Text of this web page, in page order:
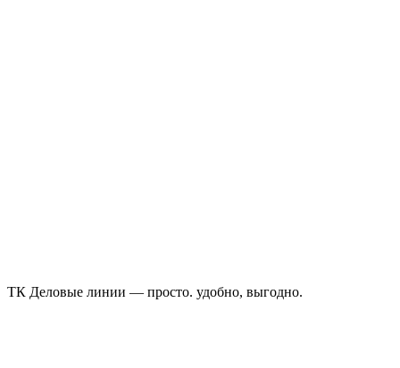
ТК Деловые линии — просто. удобно, выгодно.